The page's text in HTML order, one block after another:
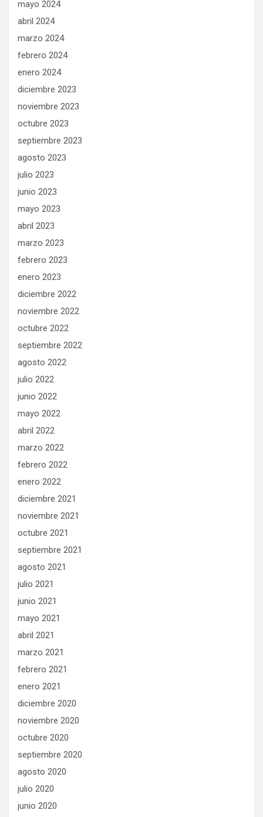
mayo 2024
abril 2024
marzo 2024
febrero 2024
enero 2024
diciembre 2023
noviembre 2023
octubre 2023
septiembre 2023
agosto 2023
julio 2023
junio 2023
mayo 2023
abril 2023
marzo 2023
febrero 2023
enero 2023
diciembre 2022
noviembre 2022
octubre 2022
septiembre 2022
agosto 2022
julio 2022
junio 2022
mayo 2022
abril 2022
marzo 2022
febrero 2022
enero 2022
diciembre 2021
noviembre 2021
octubre 2021
septiembre 2021
agosto 2021
julio 2021
junio 2021
mayo 2021
abril 2021
marzo 2021
febrero 2021
enero 2021
diciembre 2020
noviembre 2020
octubre 2020
septiembre 2020
agosto 2020
julio 2020
junio 2020